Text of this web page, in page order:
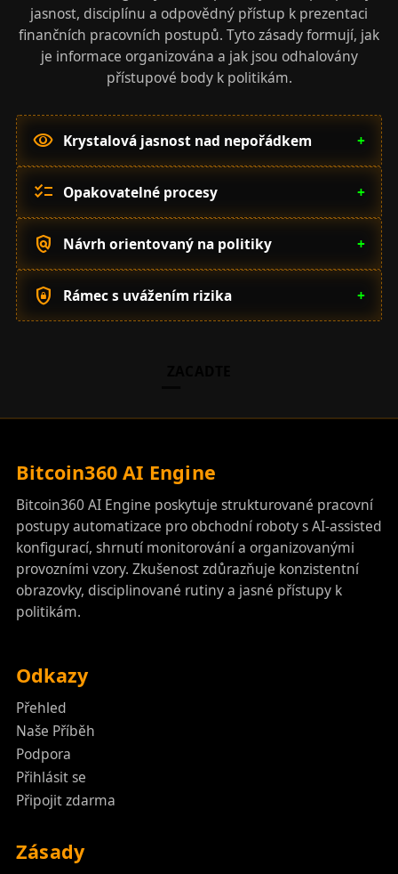
jasnost, disciplínu a odpovědný přístup k prezentaci
finančních pracovních postupů. Tyto zásady formují, jak
je informace organizována a jak jsou odhalovány
přístupové body k politikám.
visibility Krystalová jasnost nad nepořádkem +
checklist Opakovatelné procesy +
policy Návrh orientovaný na politiky +
shield_lock Rámec s uvážením rizika +
Bitcoin360 AI Engine
Bitcoin360 AI Engine poskytuje strukturované pracovní
postupy automatizace pro obchodní roboty s AI-assisted
konfigurací, shrnutí monitorování a organizovanými
provozními vzory. Zkušenost zdůrazňuje konzistentní
obrazovky, disciplinované rutiny a jasné přístupy k
politikám.
Odkazy
Přehled
Naše Příběh
Podpora
Přihlásit se
Připojit zdarma
Zásady